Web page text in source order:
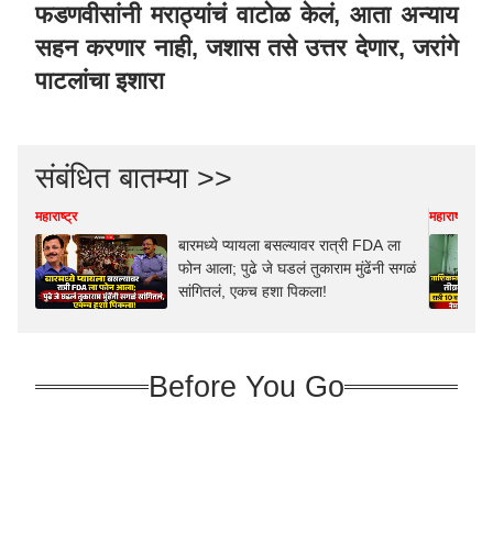
फडणवीसांनी मराठ्यांचं वाटोळ केलं, आता अन्याय
सहन करणार नाही, जशास तसे उत्तर देणार, जरांगे
पाटलांचा इशारा
संबंधित बातम्या >>
महाराष्ट्र
बारमध्ये प्यायला बसल्यावर रात्री FDA ला
फोन आला; पुढे जे घडलं तुकाराम मुंढेंनी सगळं
सांगितलं, एकच हशा पिकला!
महाराष्ट्र
Before You Go